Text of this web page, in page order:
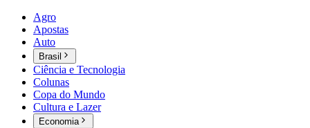
Agro
Apostas
Auto
Brasil
Ciência e Tecnologia
Colunas
Copa do Mundo
Cultura e Lazer
Economia